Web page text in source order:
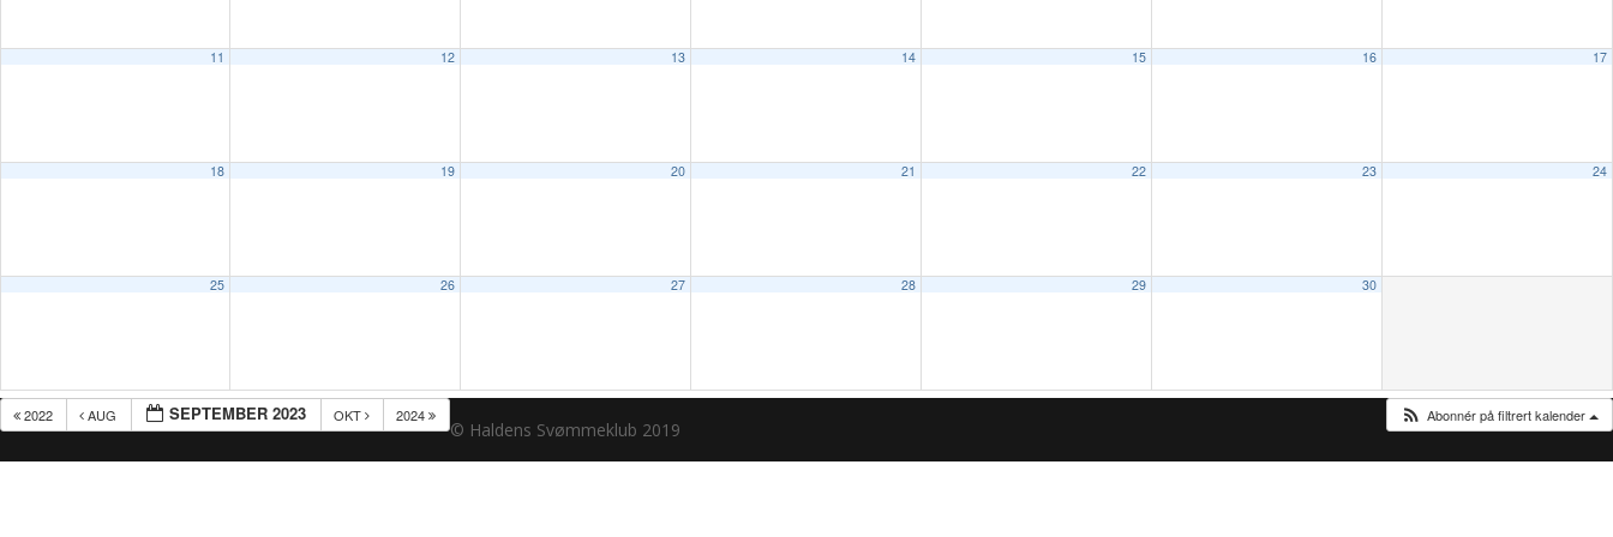
11 12 13 14 15 16 17
18 19 20 21 22 23 24
25 26 27 28 29 30
2022 AUG SEPTEMBER 2023 OKT 2024 Abonnér på filtrert kalender
© Haldens Svømmeklub 2019